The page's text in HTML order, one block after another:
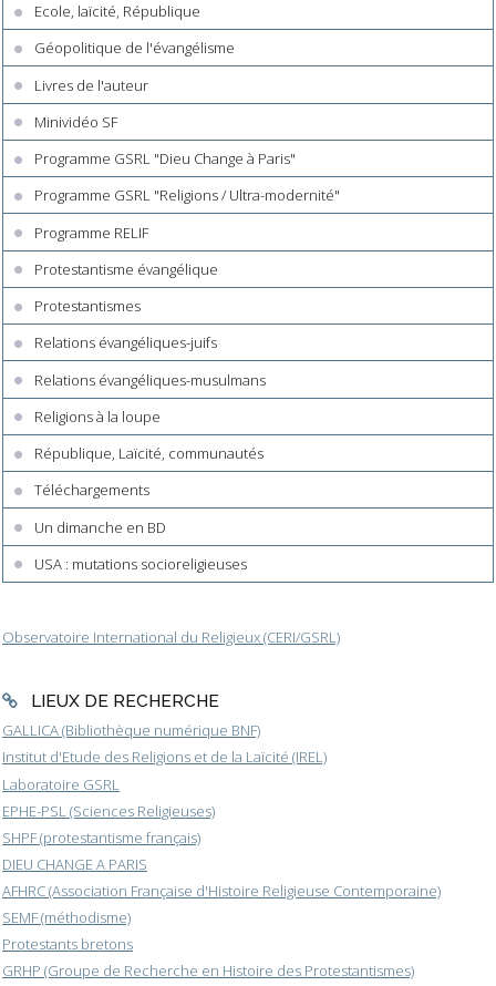
Ecole, laïcité, République
Géopolitique de l'évangélisme
Livres de l'auteur
Minividéo SF
Programme GSRL "Dieu Change à Paris"
Programme GSRL "Religions / Ultra-modernité"
Programme RELIF
Protestantisme évangélique
Protestantismes
Relations évangéliques-juifs
Relations évangéliques-musulmans
Religions à la loupe
République, Laïcité, communautés
Téléchargements
Un dimanche en BD
USA : mutations socioreligieuses
Observatoire International du Religieux (CERI/GSRL)
LIEUX DE RECHERCHE
GALLICA (Bibliothèque numérique BNF)
Institut d'Etude des Religions et de la Laïcité (IREL)
Laboratoire GSRL
EPHE-PSL (Sciences Religieuses)
SHPF (protestantisme français)
DIEU CHANGE A PARIS
AFHRC (Association Française d'Histoire Religieuse Contemporaine)
SEMF (méthodisme)
Protestants bretons
GRHP (Groupe de Recherche en Histoire des Protestantismes)